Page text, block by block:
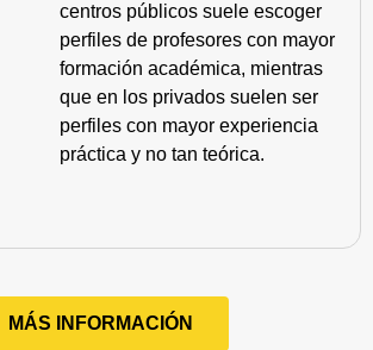
centros públicos suele escoger
perfiles de profesores con mayor
formación académica, mientras
que en los privados suelen ser
perfiles con mayor experiencia
práctica y no tan teórica.
MÁS INFORMACIÓN